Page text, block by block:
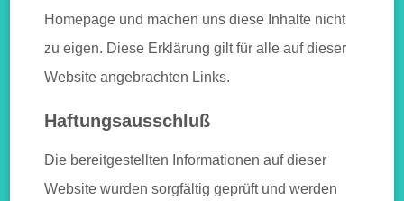
Homepage und machen uns diese Inhalte nicht
zu eigen. Diese Erklärung gilt für alle auf dieser
Website angebrachten Links.
Haftungsausschluß
Die bereitgestellten Informationen auf dieser
Website wurden sorgfältig geprüft und werden